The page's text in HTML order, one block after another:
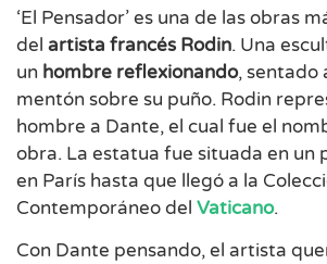
‘El Pensador’ es una de las obras
del artista francés Rodin. Una
un hombre reflexionando, sentado
mentón sobre su puño. Rodin
hombre a Dante, el cual fue el
obra. La estatua fue situada en un
en París hasta que llegó a la
Contemporáneo del Vaticano.
Con Dante pensando, el artista